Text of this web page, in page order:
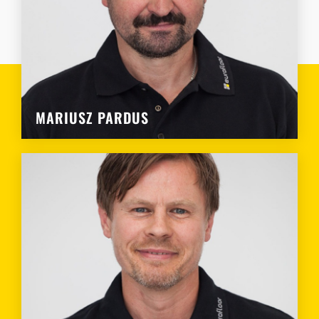
MARIUSZ PARDUS
MARIUSZ PARDUS
WAREHOUSE MANAGER